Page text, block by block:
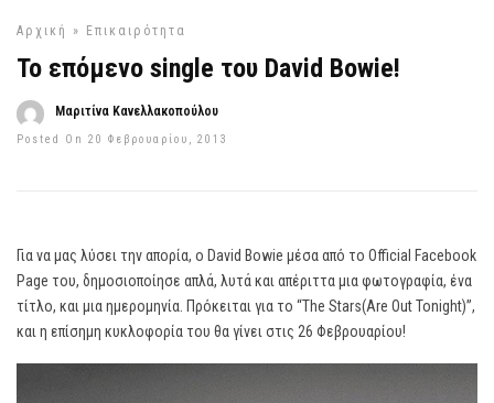
Αρχική » Επικαιρότητα
Το επόμενο single του David Bowie!
Μαριτίνα Κανελλακοπούλου
Posted On 20 Φεβρουαρίου, 2013
Για να μας λύσει την απορία, ο David Bowie μέσα από το Official Facebook
Page του, δημοσιοποίησε απλά, λυτά και απέριττα μια φωτογραφία, ένα
τίτλο, και μια ημερομηνία. Πρόκειται για το “The Stars(Are Out Tonight)”,
και η επίσημη κυκλοφορία του θα γίνει στις 26 Φεβρουαρίου!